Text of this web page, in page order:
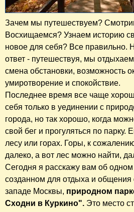
Зачем мы путешествуем?
Восхищаемся? Узнаем историю
новое для себя? Все правильно.
ответ - путешествуя, мы
смена обстановки, возможность
умиротворение и спокойствие.
Последнее время все чаще
себя только в уединении с
города, но так хорошо, когда
свой бег и прогуляться по парку.
лесу или горах. Горы, к
далеко, а вот лес можно найти,
Сегодня я расскажу вам об одном
созданном для отдыха и общения
западе Москвы, природном
Сходни в Куркино". Это место